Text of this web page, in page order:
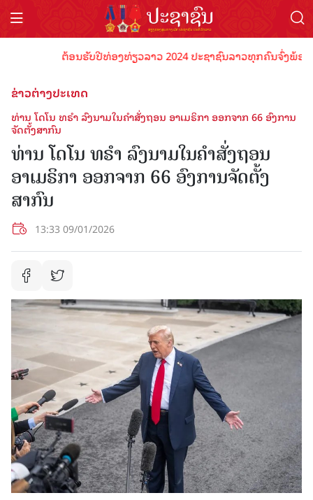
ຕ້ອນຮັບປີທ່ອງທ່ຽວລາວ 2024 ປະຊາຊົນລາວທຸກຄົນຈົ່ງພ້ອມ
ຂ່າວຕ່າງປະເທດ
ທ່ານ ໂດໂນ ທຣຳ ລົງນາມໃນຄຳສັ່ງຖອນ ອາເມຣິກາ ອອກຈາກ 66 ອົງການ
ຈັດຕັ້ງສາກົນ
ທ່ານ ໂດໂນ ທຣຳ ລົງນາມໃນຄຳສັ່ງຖອນ
ອາເມຣິກາ ອອກຈາກ 66 ອົງການຈັດຕັ້ງ
ສາກົນ
13:33 09/01/2026